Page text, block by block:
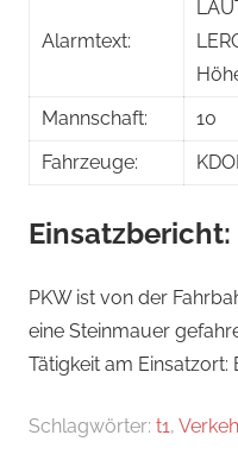
Alarmtext:
Mannschaft:
10
Fahrzeuge:
Einsatzbericht:
PKW ist von der
eine Steinmauer
Tätigkeit am
Schlagwörter: t1,